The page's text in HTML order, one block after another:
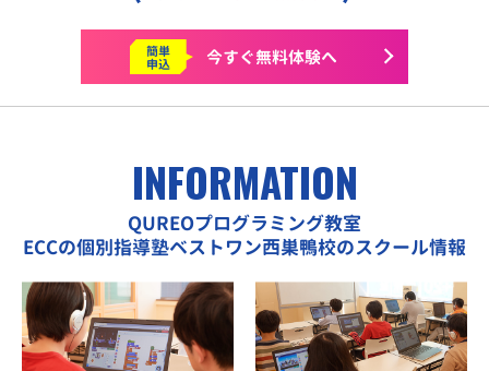
簡単
申込 今すぐ無料体験へ
INFORMATION
QUREOプログラミング教室
ECCの個別指導塾ベストワン西巣鴨校のスクール情報